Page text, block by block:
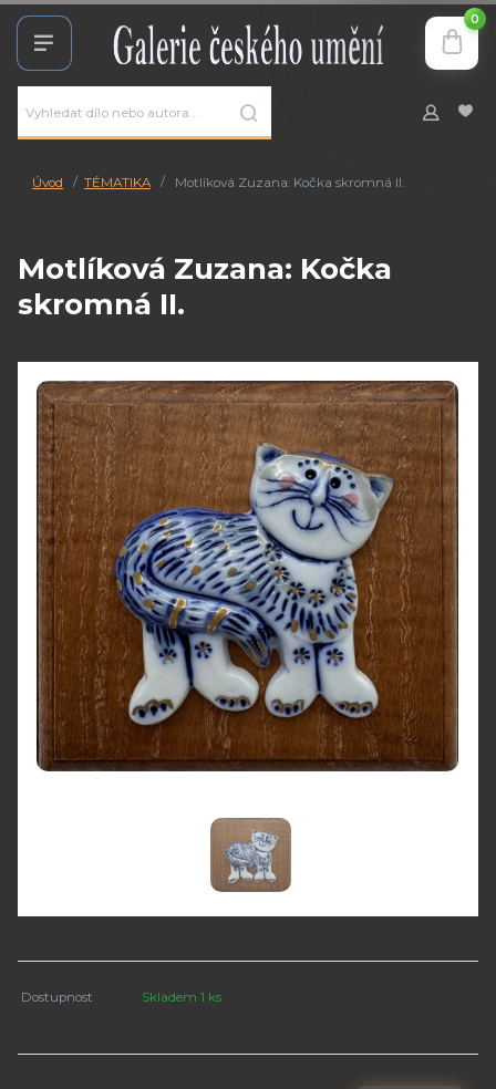
0
Úvod TÉMATIKA Motlíková Zuzana: Kočka skromná II.
Motlíková Zuzana: Kočka
skromná II.
Dostupnost Skladem 1 ks